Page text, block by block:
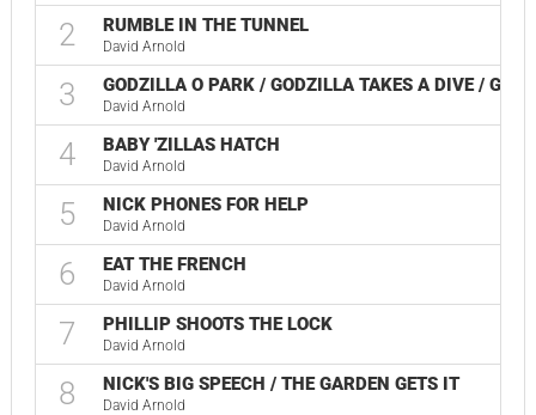
2 RUMBLE IN THE TUNNEL
David Arnold
3 GODZILLA O PARK / GODZILLA TAKES A DIVE /
David Arnold
4 BABY 'ZILLAS HATCH
David Arnold
5 NICK PHONES FOR HELP
David Arnold
6 EAT THE FRENCH
David Arnold
7 PHILLIP SHOOTS THE LOCK
David Arnold
8 NICK'S BIG SPEECH / THE GARDEN GETS IT
David Arnold